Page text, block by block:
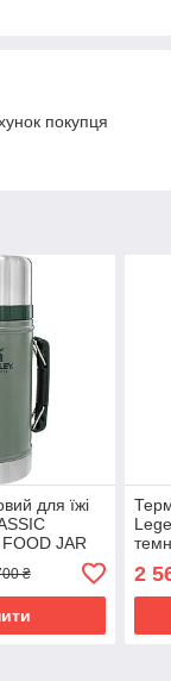
покупця
для їжі
JAR
Стенлі
₴ 2